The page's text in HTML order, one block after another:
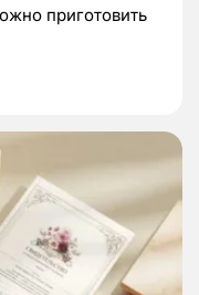
приготовить